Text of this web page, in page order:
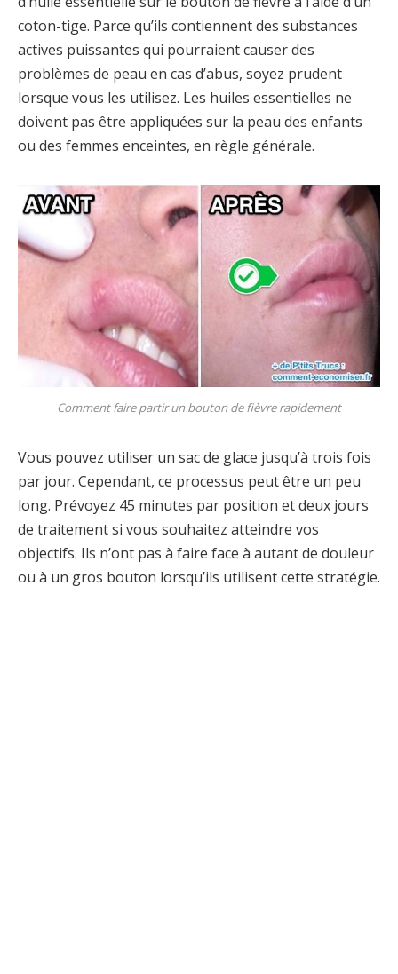
coton-tige. Parce qu’ils contiennent des substances
actives puissantes qui pourraient causer des
problèmes de peau en cas d’abus, soyez prudent
lorsque vous les utilisez. Les huiles essentielles ne
doivent pas être appliquées sur la peau des enfants
ou des femmes enceintes, en règle générale.
Comment faire partir un bouton de fièvre rapidement
Vous pouvez utiliser un sac de glace jusqu’à trois fois
par jour. Cependant, ce processus peut être un peu
long. Prévoyez 45 minutes par position et deux jours
de traitement si vous souhaitez atteindre vos
objectifs. Ils n’ont pas à faire face à autant de douleur
ou à un gros bouton lorsqu’ils utilisent cette stratégie.